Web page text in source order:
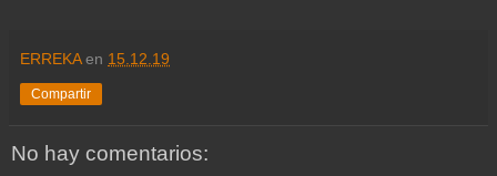
ERREKA en 15.12.19
Compartir
No hay comentarios: